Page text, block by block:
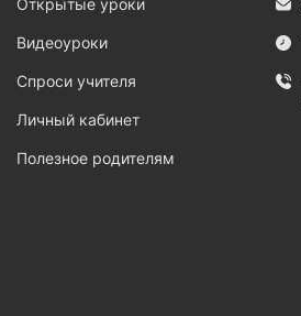
Открытые уроки
Видеоуроки
Спроси учителя
Личный кабинет
Полезное родителям